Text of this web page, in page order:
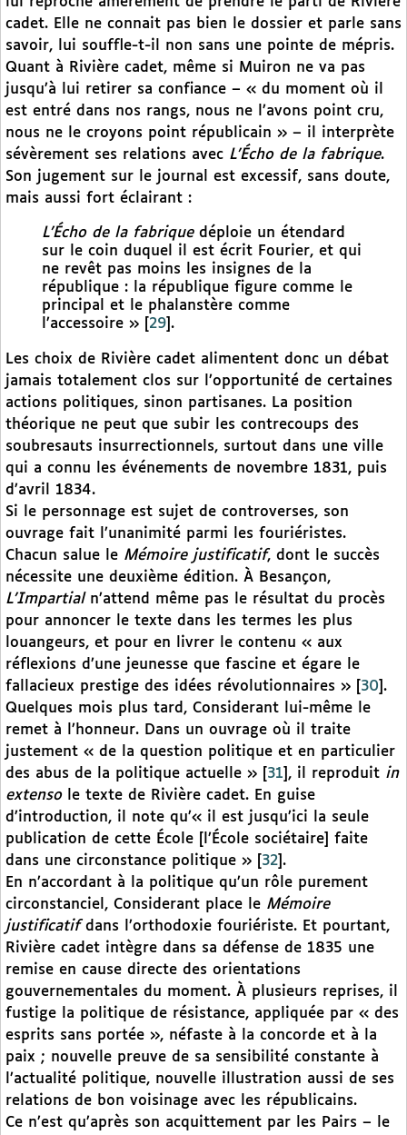
cadet. Elle ne connait pas bien le dossier et parle sans
savoir, lui souffle-t-il non sans une pointe de mépris.
Quant à Rivière cadet, même si Muiron ne va pas
jusqu’à lui retirer sa confiance – « du moment où il
est entré dans nos rangs, nous ne l’avons point cru,
nous ne le croyons point républicain » – il interprète
sévèrement ses relations avec L’Écho de la fabrique.
Son jugement sur le journal est excessif, sans doute,
mais aussi fort éclairant :
L’Écho de la fabriquedéploie un étendard
sur le coin duquel il est écrit Fourier, et qui
ne revêt pas moins les insignes de la
république : la république figure comme le
principal et le phalanstère comme
l’accessoire »
29 .
Les choix de Rivière cadet alimentent donc un débat
jamais totalement clos sur l’opportunité de certaines
actions politiques, sinon partisanes. La position
théorique ne peut que subir les contrecoups des
soubresauts insurrectionnels, surtout dans une ville
qui a connu les événements de novembre 1831, puis
d’avril 1834.
Si le personnage est sujet de controverses, son
ouvrage fait l’unanimité parmi les fouriéristes.
Chacun salue le Mémoire justificatif, dont le succès
nécessite une deuxième édition. À Besançon,
L’Impartialn’attend même pas le résultat du procès
pour annoncer le texte dans les termes les plus
louangeurs, et pour en livrer le contenu « aux
réflexions d’une jeunesse que fascine et égare le
fallacieux prestige des idées révolutionnaires »
30 .
Quelques mois plus tard, Considerant lui-même le
remet à l’honneur. Dans un ouvrage où il traite
justement « de la question politique et en particulier
des abus de la politique actuelle »
31 , il reproduit in
extensole texte de Rivière cadet. En guise
d’introduction, il note qu’« il est jusqu’ici la seule
publication de cette École [l’École sociétaire] faite
dans une circonstance politique »
32 .
En n’accordant à la politique qu’un rôle purement
circonstanciel, Considerant place le Mémoire
justificatifdans l’orthodoxie fouriériste. Et pourtant,
Rivière cadet intègre dans sa défense de 1835 une
remise en cause directe des orientations
gouvernementales du moment. À plusieurs reprises, il
fustige la politique de résistance, appliquée par « des
esprits sans portée », néfaste à la concorde et à la
paix ; nouvelle preuve de sa sensibilité constante à
l’actualité politique, nouvelle illustration aussi de ses
relations de bon voisinage avec les républicains.
Ce n’est qu’après son acquittement par les Pairs – le